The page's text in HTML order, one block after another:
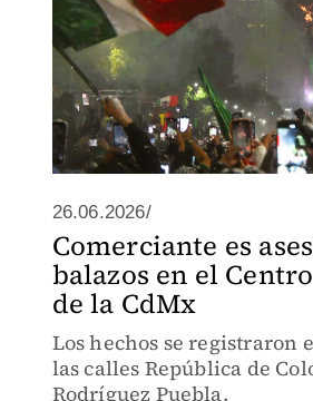
26.06.2026/
Comerciante es
balazos en el
de la CdMx
Los hechos se registraron
las calles República de
Rodríguez Puebla.